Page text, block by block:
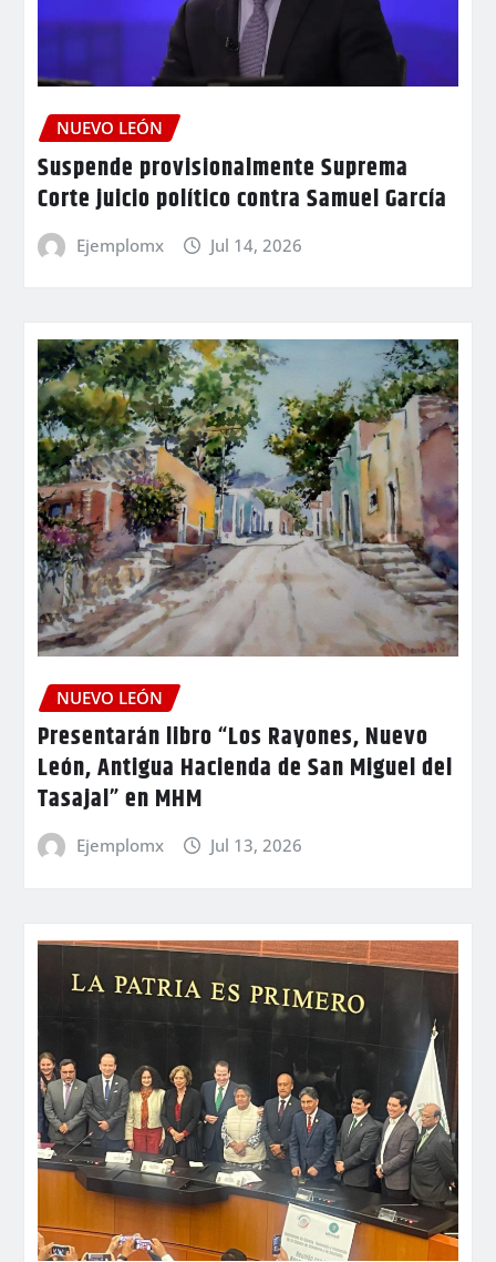
NUEVO LEÓN
Suspende provisionalmente Suprema
Corte juicio político contra Samuel García
Ejemplomx Jul 14, 2026
NUEVO LEÓN
Presentarán libro “Los Rayones, Nuevo
León, Antigua Hacienda de San Miguel del
Tasajal” en MHM
Ejemplomx Jul 13, 2026